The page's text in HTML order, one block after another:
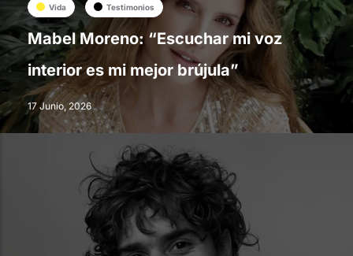
Vida Testimonios
Mabel Moreno: “Escuchar mi voz
interior es mi mejor brújula”
17 Junio, 2026